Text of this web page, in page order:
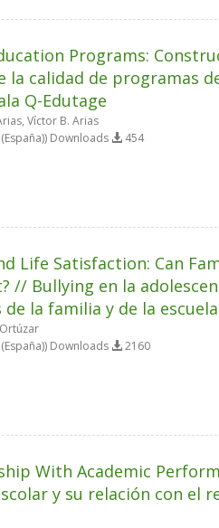
Programs:
la calidad de programas
Q-Edutage
Víctor B. Arias
Downloads 454
Life Satisfaction: Can
// Bullying en la
la familia y de la
Downloads 2160
With Academic
y su relación con el